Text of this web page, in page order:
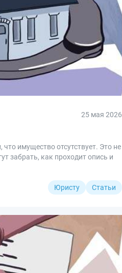
25 мая 2026
имущество отсутствует. Это не
забрать, как проходит опись и
Юристу Статьи